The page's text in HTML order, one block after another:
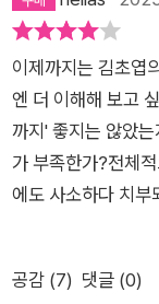
을 잘 듣기를 바란
단편 같지만 김초엽
우주의 소리 수집가
다. 더 깊고 넓게 확
만 남은 세계에서
슬픔」으로 이어진
할 세계가 그러하
할지도 모른다. 살
면서 뭘? 이러고 말
엄마는 내가 바본
정도의 문신은 김초
한 시장이 되어가는
존재가 되기를 꿈꾸
옷으로 겨우 표현
한듯하다. 문제는
인받지 못하고 있는
불안과 두려움을 느
다른 삶들을 보면서
읽기의 즐거움이다.
서 단순히 관광객이
는 마음을 지니게
을 구분한 사람이
되었다고 할까? 낯
소설을 읽으면서 지
조개껍데기), 일정
편지), 머나먼 바닷
강으로 돌아온 각종
해몽(소금물 주파
물들이 내는 목소
에 아쉬워하던 (고
으로 돌아 갈 수 없
하며 필요한 만큼만
이제까지는 김초엽
엔 더 이해해 보고
까지' 좋지는 않았
가 부족한가?전체
에도 사소하다 치부
야 한다고...반면
릭터들이 등장하는
공감 (7) 댓글 (0)